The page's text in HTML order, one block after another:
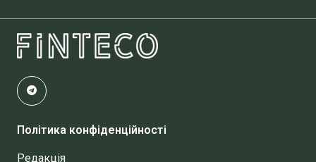
Політика конфіденційності
Редакція